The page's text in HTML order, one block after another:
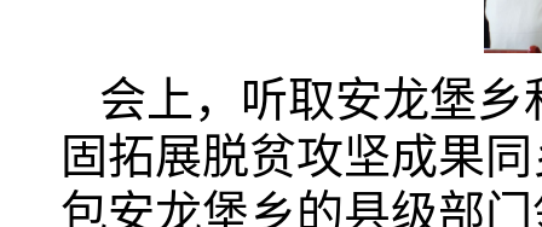
会上，听取安龙堡
固拓展脱贫攻坚成果
包安龙堡乡的县级部